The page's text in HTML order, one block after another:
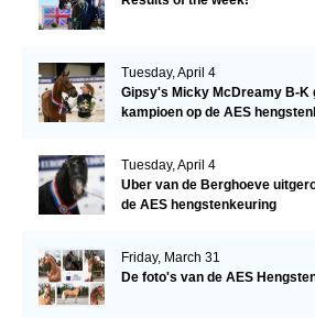
Tuesday, April 4
Gipsy's Micky McDreamy B-K
kampioen op de AES
Tuesday, April 4
Uber van de Berghoeve
de AES hengstenkeuring
Friday, March 31
De foto's van de AES